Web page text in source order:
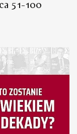
51-100